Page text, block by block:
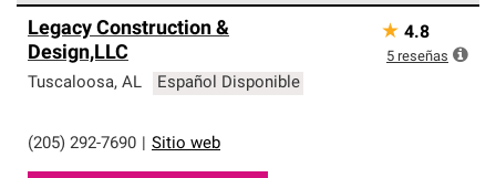
parte de una red exclusiva de profesionales de techos
que cumplen con altos estándares y requisitos estrictos
de profesionalismo y confiabilidad.
Legacy Construction &
Design,LLC
Tuscaloosa, AL Español Disponible
(205) 292-7690 Sitio web
★ 4.8
5 reseñas